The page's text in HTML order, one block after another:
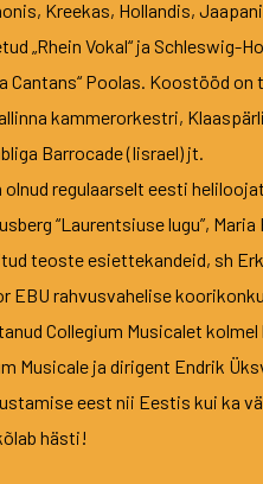
Kreekas, Hollandis,
„Rhein Vokal“ ja Schleswig-
Cantans“ Poolas. Koostööd
kammerorkestri,
Barrocade (Iisrael) jt.
regulaarselt eesti
“Laurentsiuse lugu”,
teoste esiettekandeid, sh
EBU rahvusvahelise
Collegium Musicalet
Musicale ja dirigent Endrik
eest nii Eestis kui ka
hästi!